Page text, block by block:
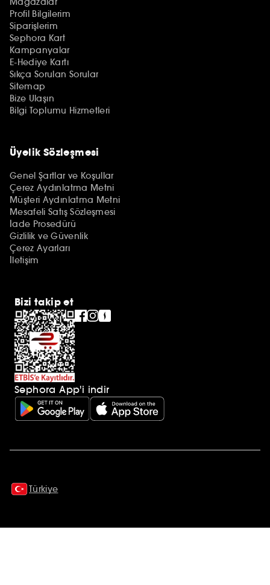
Profil Bilgilerim
Siparişlerim
Sephora Kart
Kampanyalar
E-Hediye Kartı
Sıkça Sorulan Sorular
Sitemap
Bize Ulaşın
Bilgi Toplumu Hizmetleri
Üyelik Sözleşmesi
Genel Şartlar ve Koşullar
Çerez Aydınlatma Metni
Müşteri Aydınlatma Metni
Mesafeli Satış Sözleşmesi
İade Prosedürü
Gizlilik ve Güvenlik
Çerez Ayarları
İletişim
Bizi takip et
Sephora App'i indir
Türkiye